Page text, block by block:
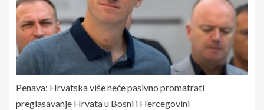
Penava: Hrvatska više neće pasivno promatrati
preglasavanje Hrvata u Bosni i Hercegovini